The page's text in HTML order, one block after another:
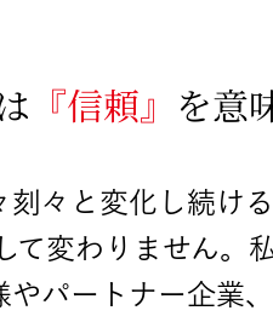
『信頼』 を意
々と変化し続け
て変わりません。
パートナー企業